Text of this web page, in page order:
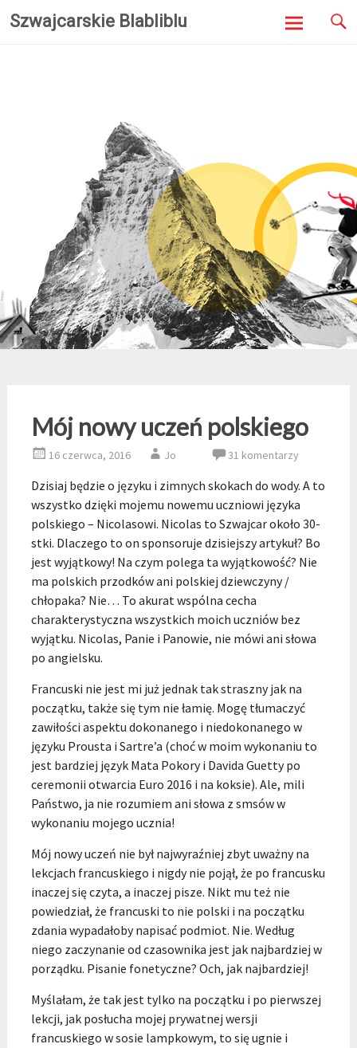
Szwajcarskie Blabliblu
Mój nowy uczeń polskiego
16 czerwca, 2016 Jo 31 komentarzy
Dzisiaj będzie o języku i zimnych skokach do wody. A to
wszystko dzięki mojemu nowemu uczniowi języka
polskiego – Nicolasowi. Nicolas to Szwajcar około 30-
stki. Dlaczego to on sponsoruje dzisiejszy artykuł? Bo
jest wyjątkowy! Na czym polega ta wyjątkowość? Nie
ma polskich przodków ani polskiej dziewczyny /
chłopaka? Nie… To akurat wspólna cecha
charakterystyczna wszystkich moich uczniów bez
wyjątku. Nicolas, Panie i Panowie, nie mówi ani słowa
po angielsku.
Francuski nie jest mi już jednak tak straszny jak na
początku, także się tym nie łamię. Mogę tłumaczyć
zawiłości aspektu dokonanego i niedokonanego w
języku Prousta i Sartre’a (choć w moim wykonaniu to
jest bardziej język Mata Pokory i Davida Guetty po
ceremonii otwarcia Euro 2016 i na koksie). Ale, mili
Państwo, ja nie rozumiem ani słowa z smsów w
wykonaniu mojego ucznia!
Mój nowy uczeń nie był najwyraźniej zbyt uważny na
lekcjach francuskiego i nigdy nie pojął, że po francusku
inaczej się czyta, a inaczej pisze. Nikt mu też nie
powiedział, że francuski to nie polski i na początku
zdania wypadałoby napisać podmiot. Nie. Według
niego zaczynanie od czasownika jest jak najbardziej w
porządku. Pisanie fonetyczne? Och, jak najbardziej!
Myślałam, że tak jest tylko na początku i po pierwszej
lekcji, jak posłucha mojej prywatnej wersji
francuskiego w sosie lampkowym, to się ugnie i